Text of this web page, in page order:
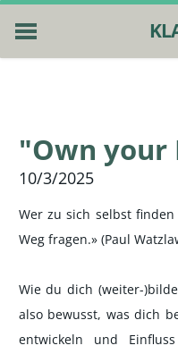
"Own your
10/3/2025
Wer zu sich selbst
Weg fragen.» (Paul
Wie du dich (weiter-
also bewusst, was dich
entwickeln und